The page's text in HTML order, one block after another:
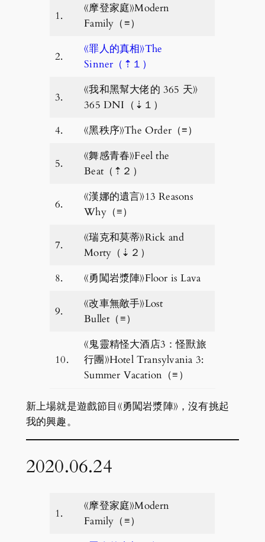
1.
《摩登家庭》Modern
Family（≡）
2.
《罪人的真相》The
Sinner（⇡１）
3.
《我和黑幫大佬的 365 天》
365 DNI（⇣１）
4.
《黑秩序》The Order（≡）
5.
《舞感青春》Feel the
Beat（⇡２）
6.
《漢娜的遺言》13 Reasons
Why（≡）
7.
《瑞克和莫蒂》Rick and
Morty（⇣２）
8.
《勇闖岩漿陣》Floor is Lava
9.
《改車無敵手》Lost
Bullet（≡）
10.
《鬼靈精怪大酒店3：怪獸旅
行團》Hotel Transylvania 3:
Summer Vacation（≡）
新上場就是遊戲節目《勇闖岩漿陣》，沒有挑起
我的興趣。
2020.06.24
1.
《摩登家庭》Modern
Family（≡）